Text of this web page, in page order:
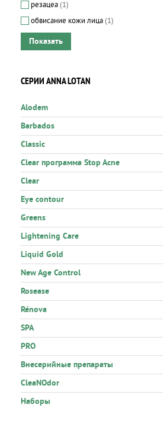
резацеа (1)
обвисание кожи лица (1)
СЕРИИ ANNA LOTAN
Alodem
Barbados
Classic
Clear программа Stop Acne
Clear
Eye contour
Greens
Lightening Care
Liquid Gold
New Age Control
Rosease
Rénova
SPA
PRO
Внесерийные препараты
CleaNOdor
Наборы